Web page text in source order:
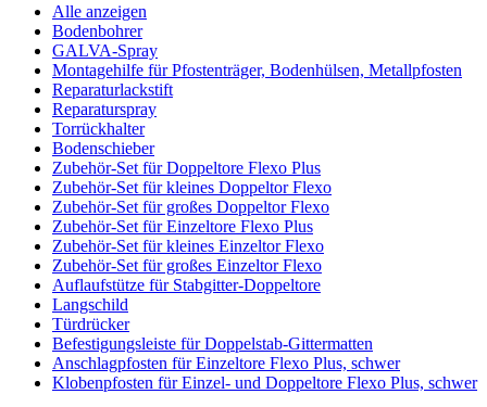
Alle anzeigen
Bodenbohrer
GALVA-Spray
Montagehilfe für Pfostenträger, Bodenhülsen, Metallpfosten
Reparaturlackstift
Reparaturspray
Torrückhalter
Bodenschieber
Zubehör-Set für Doppeltore Flexo Plus
Zubehör-Set für kleines Doppeltor Flexo
Zubehör-Set für großes Doppeltor Flexo
Zubehör-Set für Einzeltore Flexo Plus
Zubehör-Set für kleines Einzeltor Flexo
Zubehör-Set für großes Einzeltor Flexo
Auflaufstütze für Stabgitter-Doppeltore
Langschild
Türdrücker
Befestigungsleiste für Doppelstab-Gittermatten
Anschlagpfosten für Einzeltore Flexo Plus, schwer
Klobenpfosten für Einzel- und Doppeltore Flexo Plus, schwer